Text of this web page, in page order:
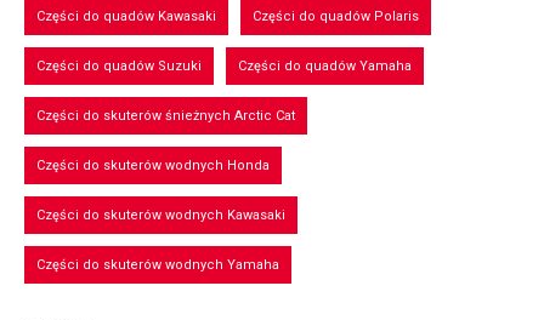
Części do quadów Kawasaki Części do quadów Polaris
Części do quadów Suzuki Części do quadów Yamaha
Części do skuterów śnieżnych Arctic Cat
Części do skuterów wodnych Honda
Części do skuterów wodnych Kawasaki
Części do skuterów wodnych Yamaha